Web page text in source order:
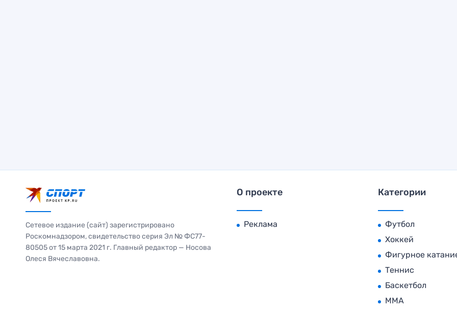
Сетевое издание (сайт) зарегистрировано
Роскомнадзором, свидетельство серия Эл № ФС77-
80505 от 15 марта 2021 г. Главный редактор — Носова
Олеся Вячеславовна.
О проекте
Реклама
Категории
Футбол
Хоккей
Фигурное
Теннис
Баскетбол
MMA